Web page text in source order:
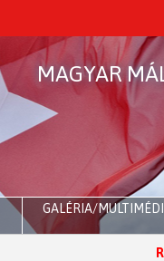
MAGYAR
GALÉRIA/
Dr.